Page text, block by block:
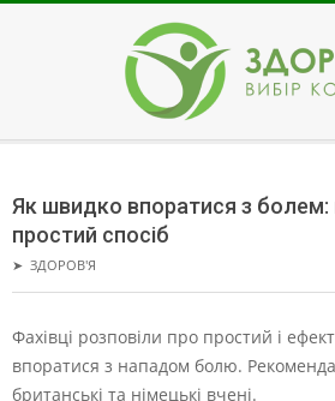
ЗДОРОВ'Я
Menu
Як швидко впоратися з болем:
простий спосіб
➤ ЗДОРОВ'Я
Фахівці розповіли про простий і
впоратися з нападом болю.
британські та німецькі вчені.